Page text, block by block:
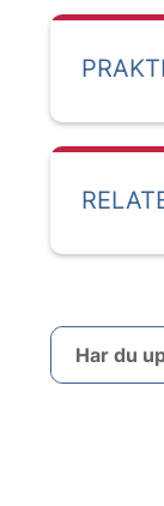
Har du